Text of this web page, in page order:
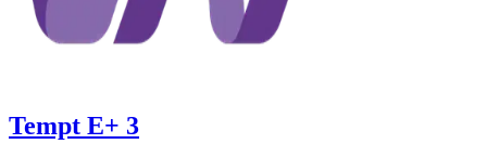
Tempt E+ 3